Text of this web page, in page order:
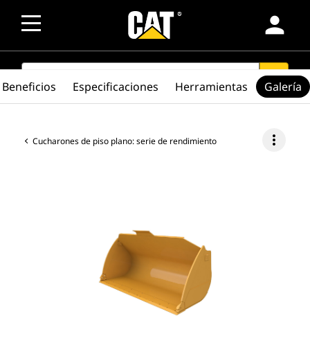
person
SEARCH search
Cucharones de piso plano: serie de rendimiento more_vert
Beneficios Especificaciones Herramientas Galería